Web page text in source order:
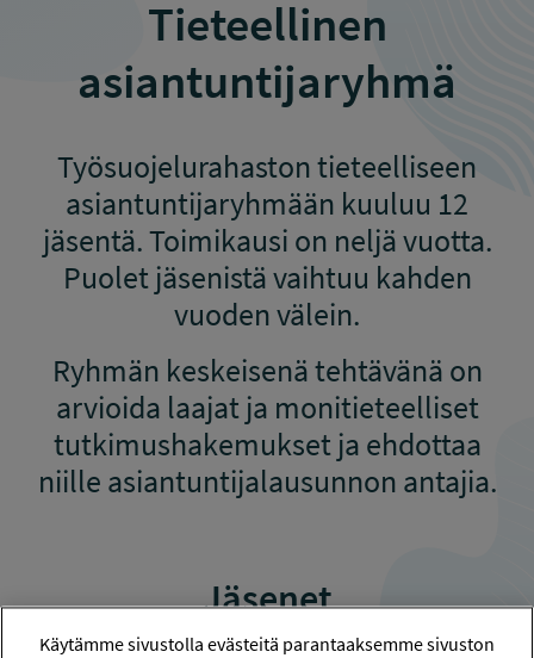
Tieteellinen
asiantuntijaryhmä
Työsuojelurahaston tieteelliseen
asiantuntijaryhmään kuuluu 12
jäsentä. Toimikausi on neljä vuotta.
Puolet jäsenistä vaihtuu kahden
vuoden välein.
Ryhmän keskeisenä tehtävänä on
arvioida laajat ja monitieteelliset
tutkimushakemukset ja ehdottaa
niille asiantuntijalausunnon antajia.
Jäsenet
Käytämme sivustolla evästeitä parantaaksemme sivuston